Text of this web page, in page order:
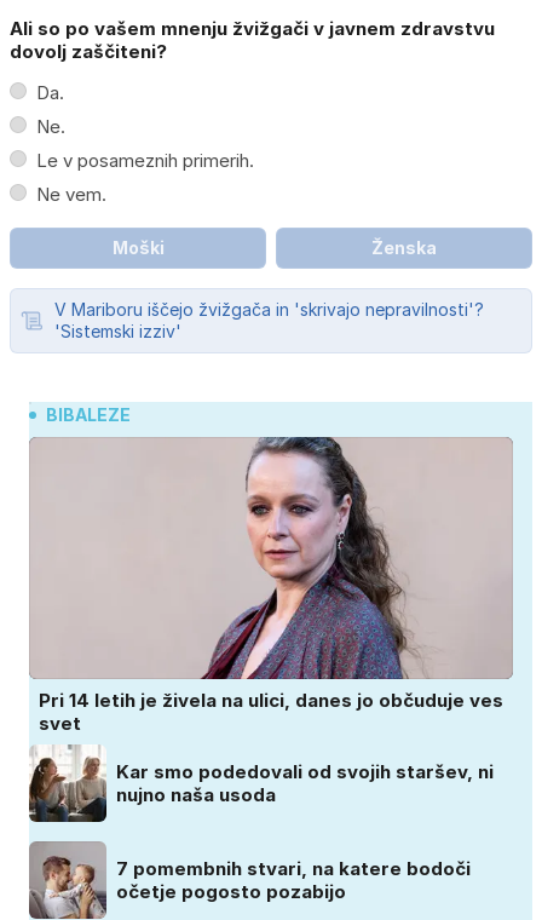
Ali so po vašem mnenju žvižgači v javnem zdravstvu
dovolj zaščiteni?
Da.
Ne.
Le v posameznih primerih.
Ne vem.
Moški Ženska
V Mariboru iščejo žvižgača in 'skrivajo nepravilnosti'?
'Sistemski izziv'
BIBALEZE
Pri 14 letih je živela na ulici, danes jo občuduje ves
svet
Kar smo podedovali od svojih staršev, ni
nujno naša usoda
7 pomembnih stvari, na katere bodoči
očetje pogosto pozabijo